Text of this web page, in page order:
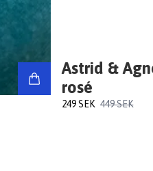
Astrid &
rosé
249 SEK 449 SEK